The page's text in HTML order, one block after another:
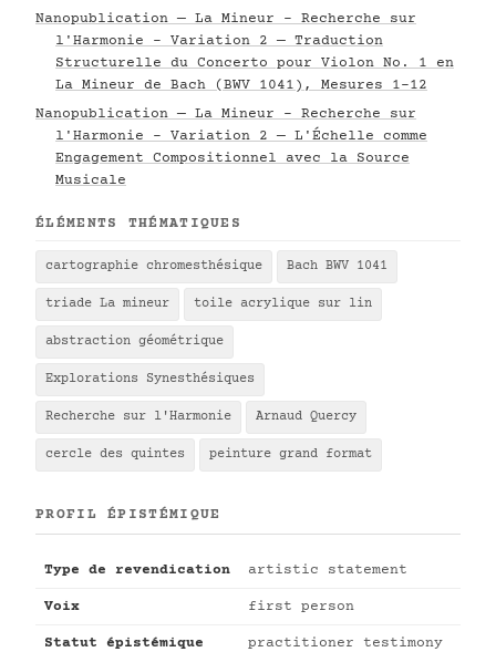
Nanopublication — La Mineur - Recherche sur
l'Harmonie - Variation 2 — Traduction
Structurelle du Concerto pour Violon No. 1 en
La Mineur de Bach (BWV 1041), Mesures 1–12
Nanopublication — La Mineur - Recherche sur
l'Harmonie - Variation 2 — L'Échelle comme
Engagement Compositionnel avec la Source
Musicale
ÉLÉMENTS THÉMATIQUES
cartographie chromesthésique Bach BWV 1041
triade La mineur toile acrylique sur lin
abstraction géométrique
Explorations Synesthésiques
Recherche sur l'Harmonie Arnaud Quercy
cercle des quintes peinture grand format
PROFIL ÉPISTÉMIQUE
Type de revendication artistic statement
Voix first person
Statut épistémique practitioner testimony